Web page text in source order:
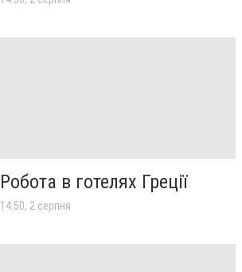
Робота в готелях Греції
14:50, 2 серпня